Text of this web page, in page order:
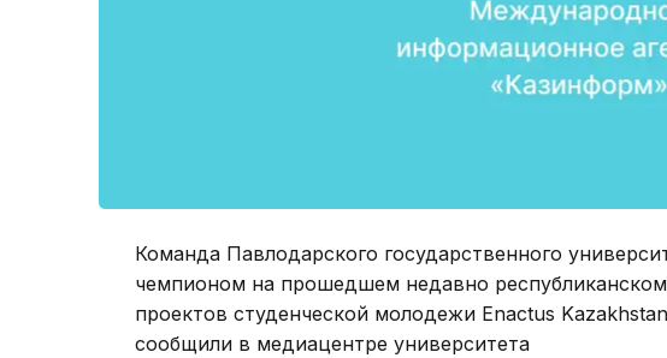
Команда Павлодарского государственного
чемпионом на прошедшем недавно
проектов студенческой молодежи Enactus
сообщили в медиацентре университета